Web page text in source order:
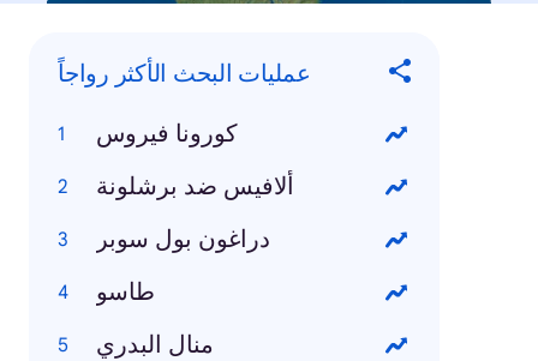
عمليات البحث الأكثر رواجاً
كورونا فيروس
ألافيس ضد برشلونة
دراغون بول سوبر
طاسو
منال البدري